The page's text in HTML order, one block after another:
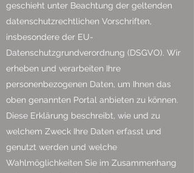
geschieht unter Beachtung der geltenden
datenschutzrechtlichen Vorschriften,
insbesondere der EU-
Datenschutzgrundverordnung (DSGVO). Wir
erheben und verarbeiten Ihre
personenbezogenen Daten, um Ihnen das
oben genannten Portal anbieten zu können.
Diese Erklärung beschreibt, wie und zu
welchem Zweck Ihre Daten erfasst und
genutzt werden und welche
Wahlmöglichkeiten Sie im Zusammenhang